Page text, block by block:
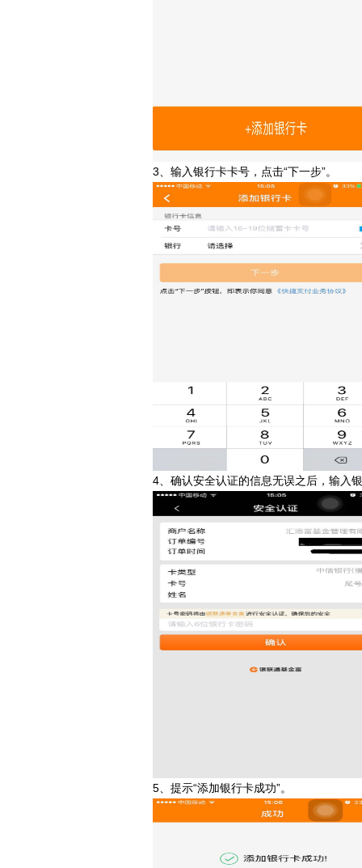
3、输入银行卡卡号，点击“下一步”。
4、确认安全认证的信息无误之后，输入
5、提示“添加银行卡成功”。